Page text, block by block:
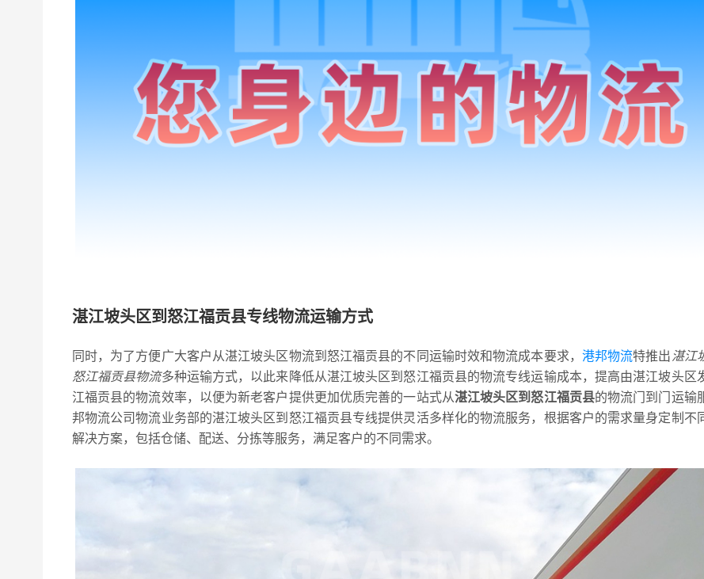
湛江坡头区到怒江福贡县专线物流运输方式
同时，为了方便广大客户从湛江坡头区物流到怒江福贡县的不同运输时效和物流成本要求， 港邦物流特推出 湛江
怒江福贡县物流多种运输方式，以此来降低从湛江坡头区到怒江福贡县的物流专线运输成本，提高由湛江坡头区
江福贡县的物流效率，以便为新老客户提供更加优质完善的一站式从湛江坡头区到怒江福贡县的物流门到门运输
邦物流公司物流业务部的湛江坡头区到怒江福贡县专线提供灵活多样化的物流服务，根据客户的需求量身定制不
解决方案，包括仓储、配送、分拣等服务，满足客户的不同需求。